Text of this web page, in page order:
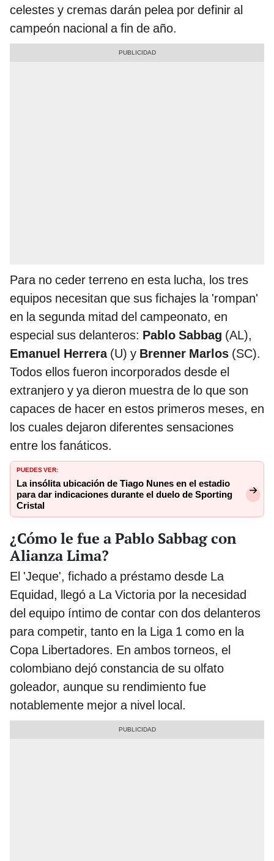
celestes y cremas darán pelea por definir al
campeón nacional a fin de año.
Para no ceder terreno en esta lucha, los tres
equipos necesitan que sus fichajes la 'rompan'
en la segunda mitad del campeonato, en
especial sus delanteros: Pablo Sabbag (AL),
Emanuel Herrera(U) y Brenner Marlos (SC).
Todos ellos fueron incorporados desde el
extranjero y ya dieron muestra de lo que son
capaces de hacer en estos primeros meses, en
los cuales dejaron diferentes sensaciones
entre los fanáticos.
PUEDES VER:
La insólita ubicación de Tiago Nunes en el estadio
para dar indicaciones durante el duelo de Sporting
Cristal
¿Cómo le fue a Pablo Sabbag con
Alianza Lima?
El 'Jeque', fichado a préstamo desde La
Equidad, llegó a La Victoria por la necesidad
del equipo íntimo de contar con dos delanteros
para competir, tanto en la Liga 1 como en la
Copa Libertadores. En ambos torneos, el
colombiano dejó constancia de su olfato
goleador, aunque su rendimiento fue
notablemente mejor a nivel local.